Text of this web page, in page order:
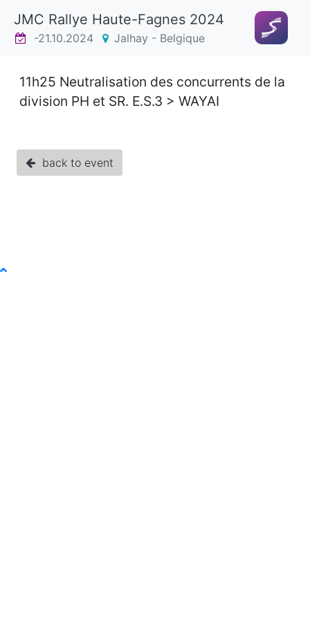
JMC Rallye Haute-Fagnes 2024
-21.10.2024 Jalhay - Belgique
11h25 Neutralisation des concurrents de la
division PH et SR. E.S.3 > WAYAI
back to event